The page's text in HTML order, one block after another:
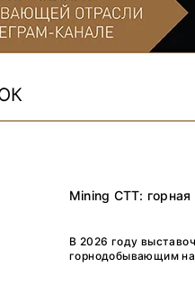
Mining CTT:
В 2026 году
горнодобывающим